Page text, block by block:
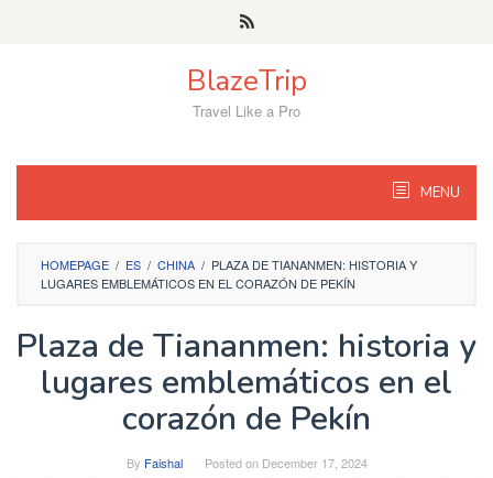
BlazeTrip
Travel Like a Pro
MENU
HOMEPAGE / ES / CHINA / PLAZA DE TIANANMEN: HISTORIA Y
LUGARES EMBLEMÁTICOS EN EL CORAZÓN DE PEKÍN
Plaza de Tiananmen: historia y
lugares emblemáticos en el
corazón de Pekín
By Faishal Posted on December 17, 2024